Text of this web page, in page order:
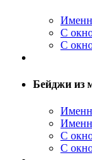
С
С
Бейджи из
С
С